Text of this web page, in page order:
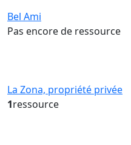
Bel Ami
Pas encore de ressource
La Zona, propriété privée
1ressource